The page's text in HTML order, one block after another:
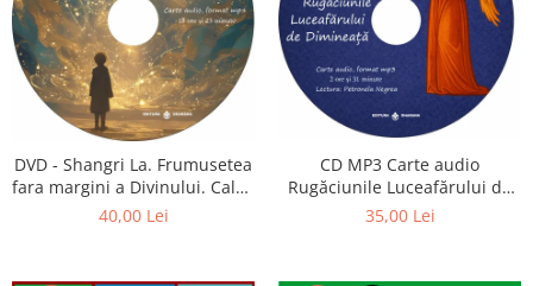
DVD - Shangri La. Frumusetea
fara margini a Divinului. Calea
catre fericire
40,00 Lei
CD MP3 Carte audio
Rugăciunile Luceafărului de
dimineață
35,00 Lei